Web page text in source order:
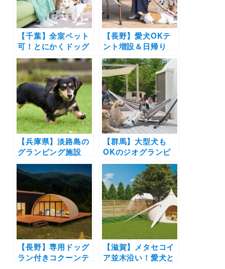
【千葉】全室ペット
可！とにかくドッグ
フレンドリーなグラ
ンピング施設「まる
のもり Glamping
with Dog」オープ
ン！期間限定
15%OFFのオープニ
ングセールも
【長野】愛犬OKテ
ント増設＆日帰り
BBQも！雲海に出会
えるグランピング
「SORA
GLAMPING
RESORT」が2022
年7月9日（土）から
拡大＆新エリアオー
プン！
【兵庫県】淡路島の
グランピング施設
「Glamping
Resort Awaji」に愛
犬と宿泊できる新設
エリア「ドッグテラ
ス・プレミアム」が
7月1日にNEWオー
プン！
【群馬】大型犬も
OKのジオグランピ
ング「Dot
Glamping 北軽井
沢」がリニューアル
オープン！専用ドッ
グラン付きサイトも
【長野】専用ドッグ
ラン付きコクーンテ
【滋賀】メタセコイ
ア並木沿い！愛犬と